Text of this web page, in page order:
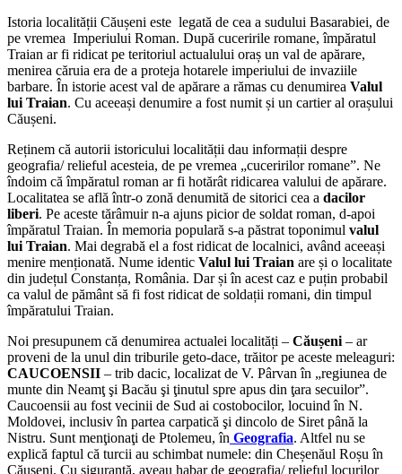
Istoria localității Căușeni este legată de cea a sudului Basarabiei, de
pe vremea Imperiului Roman. După cuceririle romane, împăratul
Traian ar fi ridicat pe teritoriul actualului oraș un val de apărare,
menirea căruia era de a proteja hotarele imperiului de invaziile
barbare. În istorie acest val de apărare a rămas cu denumirea Valul
lui Traian. Cu aceeași denumire a fost numit și un cartier al orașului
Căușeni.
Reținem că autorii istoricului localității dau informații despre
geografia/ relieful acesteia, de pe vremea „cuceririlor romane”. Ne
îndoim că împăratul roman ar fi hotărât ridicarea valului de apărare.
Localitatea se află într-o zonă denumită de sitorici cea a dacilor
liberi. Pe aceste tărâmuir n-a ajuns picior de soldat roman, d-apoi
împăratul Traian. În memoria populară s-a păstrat toponimul valul
lui Traian. Mai degrabă el a fost ridicat de localnici, având aceeași
menire menționată. Nume identic Valul lui Traian are și o localitate
din județul Constanța, România. Dar și în acest caz e puțin probabil
ca valul de pământ să fi fost ridicat de soldații romani, din timpul
împăratului Traian.
Noi presupunem că denumirea actualei localități – Căușeni – ar
proveni de la unul din triburile geto-dace, trăitor pe aceste meleaguri:
CAUCOENSII – trib dacic, localizat de V. Pârvan în „regiunea de
munte din Neamţ şi Bacău şi ţinutul spre apus din ţara secuilor”.
Caucoensii au fost vecinii de Sud ai costobocilor, locuind în N.
Moldovei, inclusiv în partea carpatică şi dincolo de Siret până la
Nistru. Sunt menţionaţi de Ptolemeu, în Geografia. Altfel nu se
explică faptul că turcii au schimbat numele: din Cheșenăul Roșu în
Căușeni. Cu siguranță, aveau habar de geografia/ relieful locurilor